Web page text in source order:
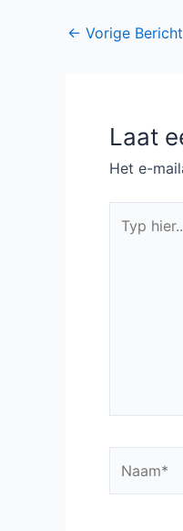
Bericht
← Vorige Bericht
Laat
Het e-
hier...